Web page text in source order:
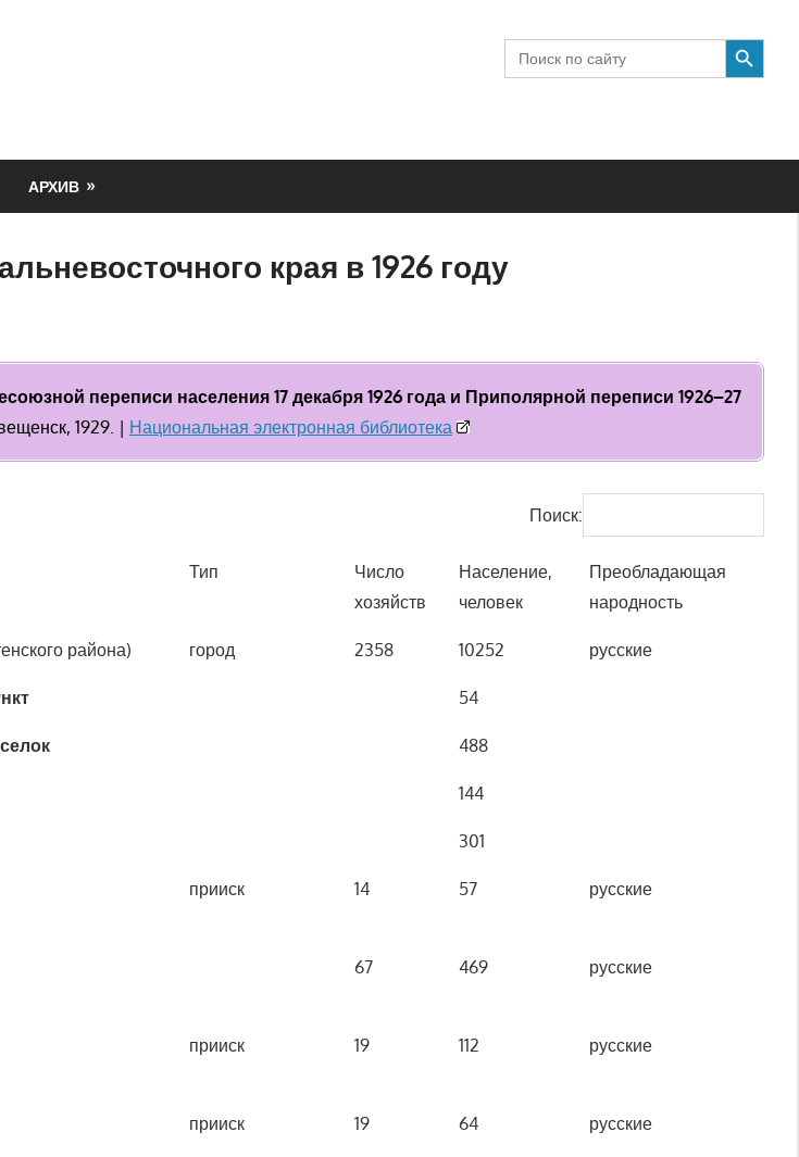
Search
for:
SEARCH BUTTON
АРХИВ
края в 1926 году
переписи населения 17 декабря 1926 года и Приполярной переписи 1926–27
1929. | Национальная электронная библиотека
Поиск:
Тип
Число
хозяйств
Население,
человек
Преобладающая
народность
Тип
Число
Население,
Преобладающая
района) город 2358 10252 русские
54
488
144
301
прииск 14 57 русские
67 469 русские
прииск 19 112 русские
прииск 19 64 русские